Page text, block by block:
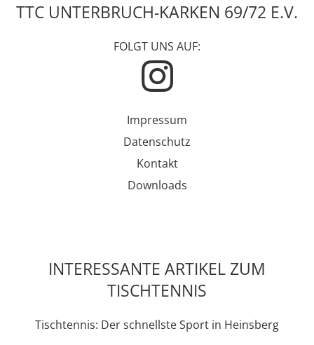
TTC UNTERBRUCH-KARKEN 69/72 E.V.
FOLGT UNS AUF:
Impressum
Datenschutz
Kontakt
Downloads
INTERESSANTE ARTIKEL ZUM
TISCHTENNIS
Tischtennis: Der schnellste Sport in Heinsberg